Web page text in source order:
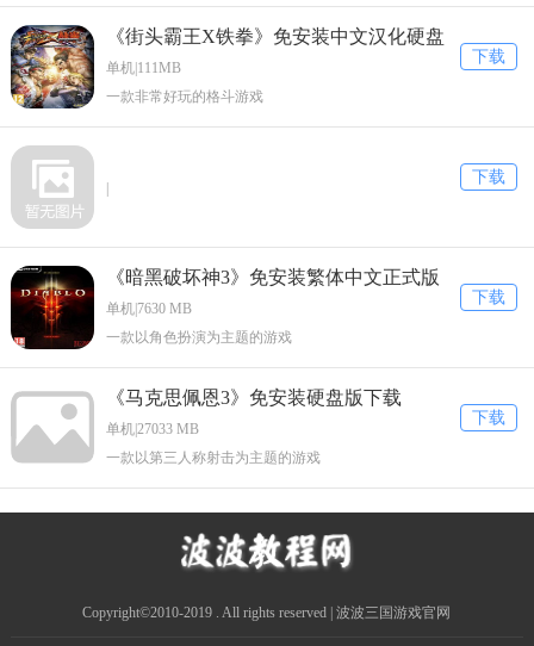
下载
《街头霸王X铁拳》免安装中文汉化硬盘
版下载
单机|111MB
一款非常好玩的格斗游戏
下载
下载
《暗黑破坏神3》免安装繁体中文正式版
下载
单机|7630 MB
一款以角色扮演为主题的游戏
下载
《马克思佩恩3》免安装硬盘版下载
单机|27033 MB
一款以第三人称射击为主题的游戏
Copyright©2010-2019 . All rights reserved | 波波三国游戏官网